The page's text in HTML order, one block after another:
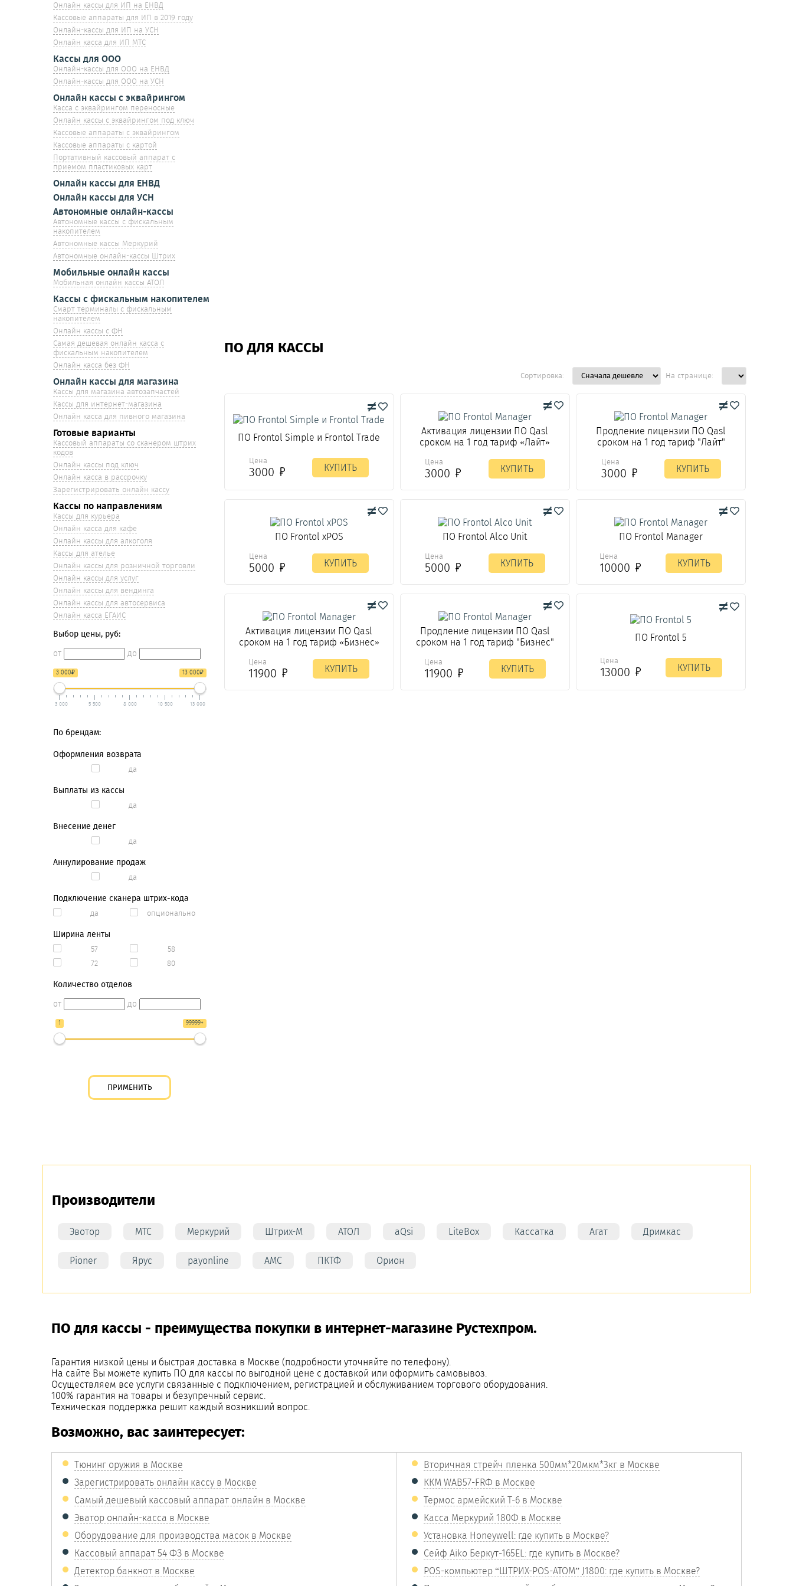
Онлайн кассы для ИП на ЕНВД
Кассовые аппараты для ИП в 2019 году
Онлайн-кассы для ИП на УСН
Онлайн касса для ИП МТС
Кассы для ООО
Онлайн-кассы для ООО на ЕНВД
Онлайн-кассы для ООО на УСН
Онлайн кассы с эквайрингом
Касса с эквайрингом переносные
Онлайн кассы с эквайрингом под ключ
Кассовые аппараты с эквайрингом
Кассовые аппараты с картой
Портативный кассовый аппарат с
приемом пластиковых карт
Онлайн кассы для ЕНВД
Онлайн кассы для УСН
Автономные онлайн-кассы
Автономные кассы с фискальным
накопителем
Автономные кассы Меркурий
Автономные онлайн-кассы Штрих
Мобильные онлайн кассы
Мобильная онлайн кассы АТОЛ
Кассы с фискальным накопителем
Смарт терминалы с фискальным
накопителем
Онлайн кассы с ФН
Самая дешевая онлайн касса с
фискальным накопителем
Онлайн касса без ФН
Онлайн кассы для магазина
Кассы для магазина автозапчастей
Кассы для интернет-магазина
Онлайн касса для пивного магазина
Готовые варианты
Кассовый аппараты со сканером штрих
кодов
Онлайн кассы под ключ
Онлайн касса в рассрочку
Зарегистрировать онлайн кассу
Кассы по направлениям
Кассы для курьера
Онлайн касса для кафе
Онлайн кассы для алкоголя
Кассы для ателье
Онлайн кассы для розничной торговли
Онлайн кассы для услуг
Онлайн кассы для вендинга
Онлайн кассы для автосервиса
Онлайн касса ЕГАИС
Выбор цены, руб:
от
до
3 000₽ 13 000₽
3 000 5 500 8 000 10 500 13 000
По брендам:
Оформления возврата
да
Выплаты из кассы
да
Внесение денег
да
Аннулирование продаж
да
Подключение сканера штрих-кода
да опционально
Ширина ленты
57
58
72
80
Количество отделов
от
до
1 99999+
ПО ДЛЯ КАССЫ
Сортировка: На странице:
ПО Frontol Simple и Frontol Trade
Цена
3000 КУПИТЬ
Активация лицензии ПО Qasl
сроком на 1 год тариф «Лайт»
Цена
3000 КУПИТЬ
Продление лицензии ПО Qasl
сроком на 1 год тариф "Лайт"
Цена
3000 КУПИТЬ
ПО Frontol xPOS
Цена
5000 КУПИТЬ
ПО Frontol Alco Unit
Цена
5000 КУПИТЬ
ПО Frontol Manager
Цена
10000 КУПИТЬ
Активация лицензии ПО Qasl
сроком на 1 год тариф «Бизнес»
Цена
11900 КУПИТЬ
Продление лицензии ПО Qasl
сроком на 1 год тариф "Бизнес"
Цена
11900 КУПИТЬ
ПО Frontol 5
Цена
13000 КУПИТЬ
Производители
Эвотор МТС Меркурий Штрих-М АТОЛ aQsi LiteBox Кассатка Агат Дримкас
Pioner Ярус payonline АМС ПКТФ Орион
ПО для кассы - преимущества покупки в интернет-магазине Рустехпром.
Гарантия низкой цены и быстрая доставка в Москве (подробности уточняйте по телефону).
На сайте Вы можете купить ПО для кассы по выгодной цене с доставкой или оформить самовывоз.
Осуществляем все услуги связанные с подключением, регистрацией и обслуживанием торгового оборудования.
100% гарантия на товары и безупречный сервис.
Техническая поддержка решит каждый возникший вопрос.
Возможно, вас заинтересует:
Тюнинг оружия в Москве
Зарегистрировать онлайн кассу в Москве
Самый дешевый кассовый аппарат онлайн в Москве
Эватор онлайн-касса в Москве
Оборудование для производства масок в Москве
Кассовый аппарат 54 ФЗ в Москве
Детектор банкнот в Москве
Вторичная стрейч пленка 500мм*20мкм*3кг в Москве
ККМ WAB57-FRФ в Москве
Термос армейский Т-6 в Москве
Касса Меркурий 180Ф в Москве
Установка Honeywell: где купить в Москве?
Сейф Aiko Беркут-165EL: где купить в Москве?
POS-компьютер “ШТРИХ-POS-ATOM” J1800: где купить в Москве?